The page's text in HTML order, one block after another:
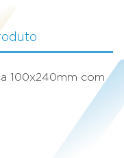
100x240mm com